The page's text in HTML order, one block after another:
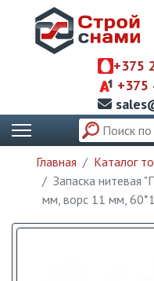
+375
+375
Главная Каталог
Запаска нитевая
мм, ворс 11 мм,